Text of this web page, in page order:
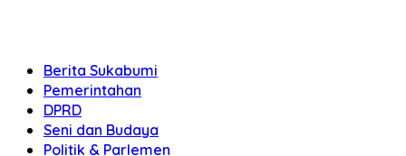
Berita Sukabumi
Pemerintahan
DPRD
Seni dan Budaya
Politik & Parlemen